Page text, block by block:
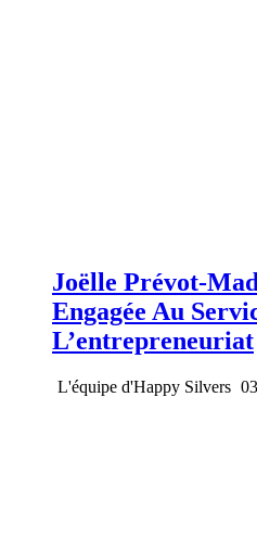
Joëlle Prévot-
Engagée Au
L’entrepreneuriat
L'équipe d'Happy Silvers